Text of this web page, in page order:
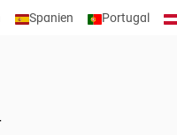
Spanien Portugal